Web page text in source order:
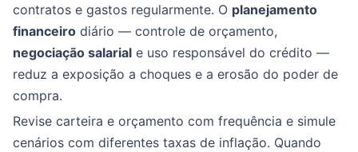
contratos e gastos regularmente. O planejamento
financeiro diário — controle de orçamento,
negociação salarial e uso responsável do crédito —
reduz a exposição a choques e a erosão do poder de
compra.
Revise carteira e orçamento com frequência e simule
cenários com diferentes taxas de inflação. Quando